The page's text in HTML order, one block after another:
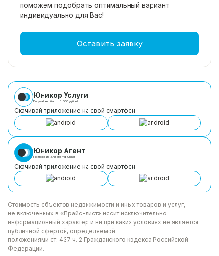
поможем подобрать оптимальный вариант
индивидуально для Вас!
Оставить заявку
Юникор Услуги
Получай кешбэк от 5 000 рублей
Скачивай приложение на свой смартфон
Юникор Агент
Приложение для агентов Unikor
Скачивай приложение на свой смартфон
Стоимость объектов недвижимости и иных товаров и услуг,
не включенных в «Прайс-лист» носит исключительно
информационный характер и ни при каких условиях не является
публичной офертой, определяемой
положениями ст. 437 ч. 2 Гражданского кодекса Российской
Федерации.